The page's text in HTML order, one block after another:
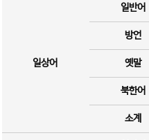
일상어
일반어
방언
옛말
북한어
소계